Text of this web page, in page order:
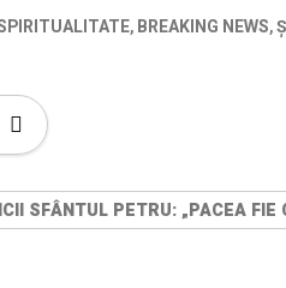
,BREAKING NEWS,
SFÂNTUL PETRU: „PACEA FIE